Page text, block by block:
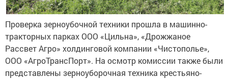
Проверка зерноубочной техники прошла в машинно-
тракторных парках ООО «Цильна», «Дрожжаное
Рассвет Агро» холдинговой компании «Чистополье»,
ООО «АгроТрансПорт». На осмотр комиссии также были
представлены зерноуборочная техника крестьяно-